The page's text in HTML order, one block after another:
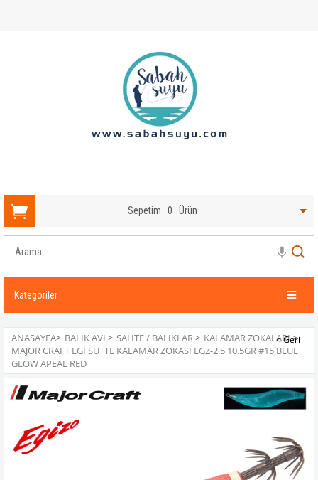
Sepetim 0 Ürün
Kategoriler
ANASAYFA> BALIK AVI > SAHTE / BALIKLAR> KALAMAR ZOKALARI>
MAJOR CRAFT EGI SUTTE KALAMAR ZOKASI EGZ-2.5 10.5GR #15 BLUE
GLOW APEAL RED